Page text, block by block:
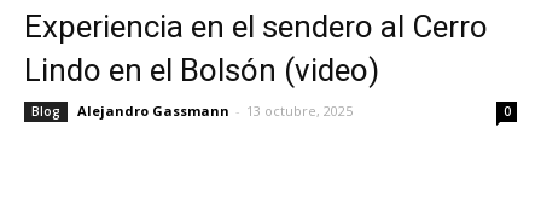
Experiencia en el sendero al Cerro
Lindo en el Bolsón (video)
Blog Alejandro Gassmann - 13 octubre, 2025 0